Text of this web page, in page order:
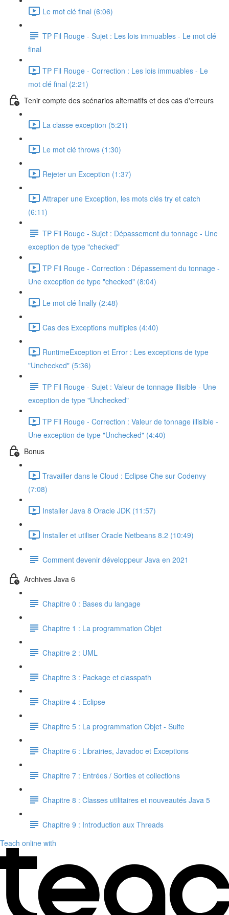
Le mot clé final (6:06)
TP Fil Rouge - Sujet : Les lois immuables - Le mot clé
final
TP Fil Rouge - Correction : Les lois immuables - Le
mot clé final (2:21)
Tenir compte des scénarios alternatifs et des cas d'erreurs
La classe exception (5:21)
Le mot clé throws (1:30)
Rejeter un Exception (1:37)
Attraper une Exception, les mots clés try et catch
(6:11)
TP Fil Rouge - Sujet : Dépassement du tonnage - Une
exception de type "checked"
TP Fil Rouge - Correction : Dépassement du tonnage -
Une exception de type "checked" (8:04)
Le mot clé finally (2:48)
Cas des Exceptions multiples (4:40)
RuntimeException et Error : Les exceptions de type
"Unchecked" (5:36)
TP Fil Rouge - Sujet : Valeur de tonnage illisible - Une
exception de type "Unchecked"
TP Fil Rouge - Correction : Valeur de tonnage illisible -
Une exception de type "Unchecked" (4:40)
Bonus
Travailler dans le Cloud : Eclipse Che sur Codenvy
(7:08)
Installer Java 8 Oracle JDK (11:57)
Installer et utiliser Oracle Netbeans 8.2 (10:49)
Comment devenir développeur Java en 2021
Archives Java 6
Chapitre 0 : Bases du langage
Chapitre 1 : La programmation Objet
Chapitre 2 : UML
Chapitre 3 : Package et classpath
Chapitre 4 : Eclipse
Chapitre 5 : La programmation Objet - Suite
Chapitre 6 : Librairies, Javadoc et Exceptions
Chapitre 7 : Entrées / Sorties et collections
Chapitre 8 : Classes utilitaires et nouveautés Java 5
Chapitre 9 : Introduction aux Threads
Teach online with